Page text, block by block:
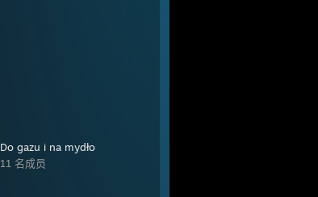
Do gazu i na mydło
11 名成员